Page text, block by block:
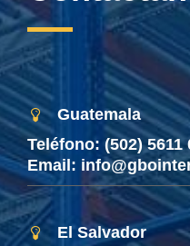
Guatemala
Teléfono: (502) 5611
Email:
El Salvador